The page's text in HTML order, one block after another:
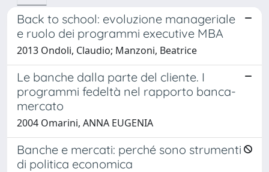
Back to school: evoluzione manageriale
e ruolo dei programmi executive MBA
2013 Ondoli, Claudio; Manzoni, Beatrice
Le banche dalla parte del cliente. I
programmi fedeltà nel rapporto banca-
mercato
2004 Omarini, ANNA EUGENIA
Banche e mercati: perché sono strumenti
di politica economica